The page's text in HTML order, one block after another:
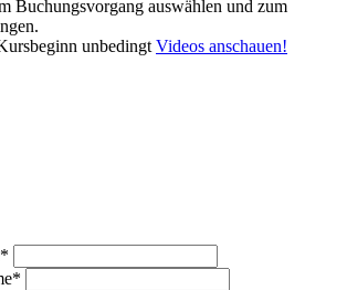
Buchungsvorgang auswählen und zum
unbedingtVideos anschauen!
*
*